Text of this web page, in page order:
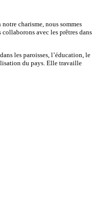
charisme, nous sommes
avec les prêtres dans
les paroisses, l’éducation, le
du pays. Elle travaille